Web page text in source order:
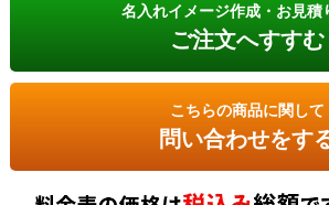
名入れイメージ作成・お見積
ご注文へすすむ
こちらの商品に関して
問い合わせをす